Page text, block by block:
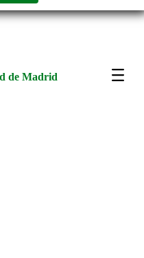
de Madrid